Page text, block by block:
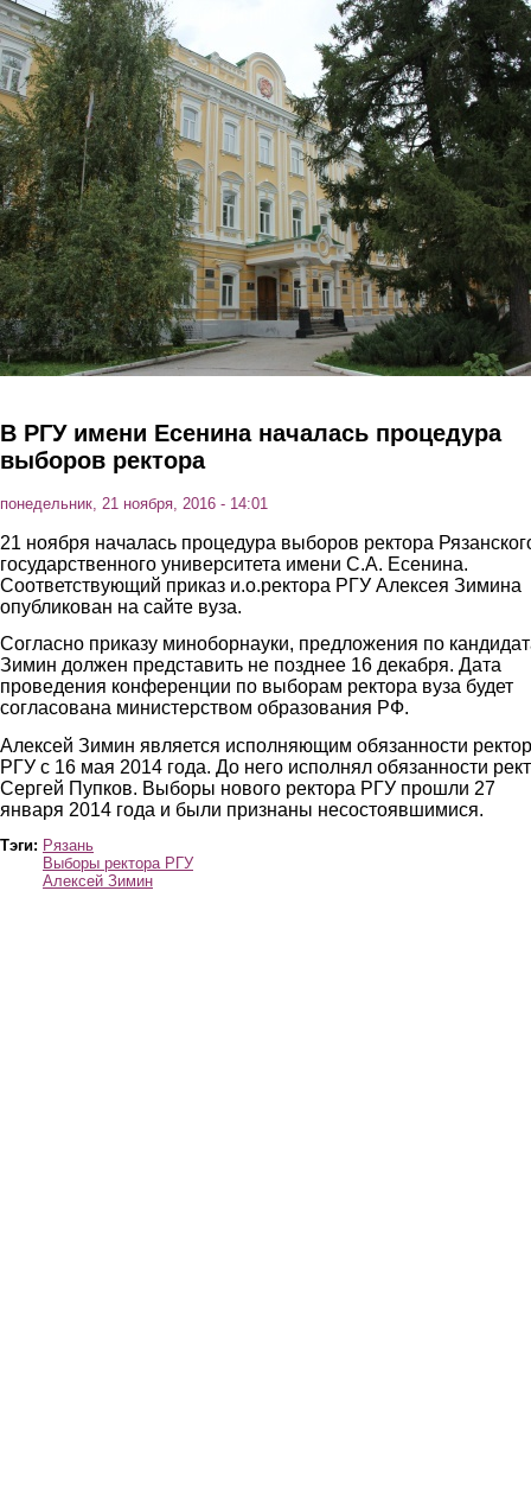
Перейти к основному содержанию
В РГУ имени Есенина началась процедура
выборов ректора
понедельник, 21 ноября, 2016 - 14:01
21 ноября началась процедура выборов ректора
государственного университета имени С.А. Есенина.
Соответствующий приказ и.о.ректора РГУ Алексея Зимина
опубликован на сайте вуза.
Согласно приказу миноборнауки, предложения по
Зимин должен представить не позднее 16 декабря. Дата
проведения конференции по выборам ректора вуза будет
согласована министерством образования РФ.
Алексей Зимин является исполняющим обязанности
РГУ с 16 мая 2014 года. До него исполнял обязанности
Сергей Пупков. Выборы нового ректора РГУ прошли 27
января 2014 года и были признаны несостоявшимися.
Тэги: Рязань
Выборы ректора РГУ
Алексей Зимин